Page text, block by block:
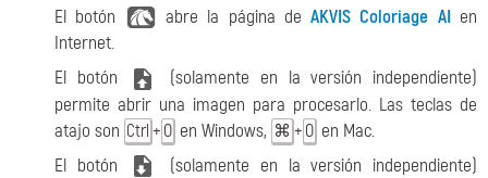
El botón
abre la página deAKVIS Coloriage AI en
Internet.
El botón
(solamente en la versión independiente)
permite abrir una imagen para procesarlo. Las teclas de
atajo son Ctrl + O en Windows, ⌘ + O en Mac.
El botón
(solamente en la versión independiente)